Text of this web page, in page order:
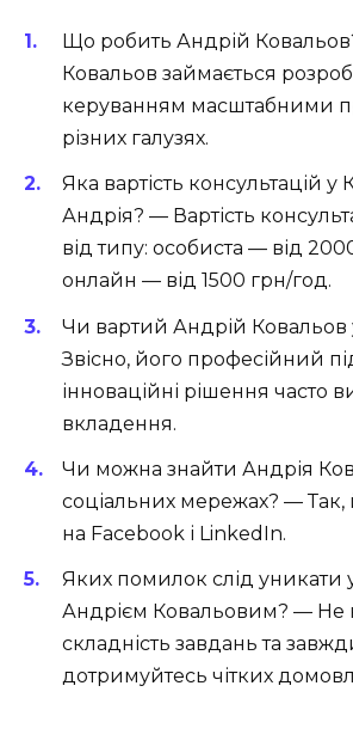
Що робить Андрій
Ковальов займається
керуванням масштабними
різних галузях.
Яка вартість консультацій у
Андрія? — Вартість
від типу: особиста — від
онлайн — від 1500 грн/год.
Чи вартий Андрій Ковальов
Звісно, його професійний
інноваційні рішення часто
вкладення.
Чи можна знайти Андрія
соціальних мережах? — Так,
на Facebook і LinkedIn.
Яких помилок слід уникати
Андрієм Ковальовим? — Не
складність завдань та
дотримуйтесь чітких